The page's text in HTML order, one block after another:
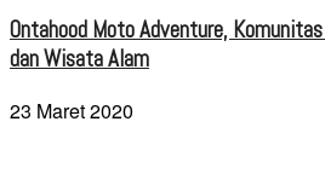
Ontahood Moto Adventure,
dan Wisata Alam
23 Maret 2020